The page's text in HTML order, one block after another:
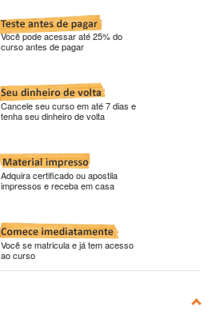
Você pode acessar até 25% do
curso antes de pagar
Cancele seu curso em até 7 dias e
tenha seu dinheiro de volta
Adquira certificado ou apostila
impressos e receba em casa
Você se matricula e já tem acesso
ao curso